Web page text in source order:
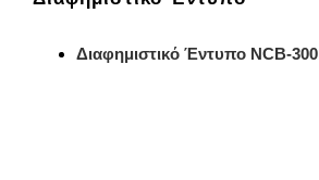
Διαφημιστικό Έντυπο NCB-300